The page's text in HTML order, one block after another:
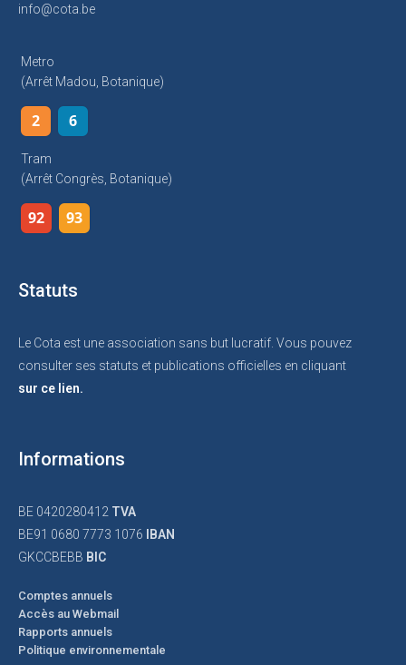
info@cota.be
Metro
(arrêt Madou, Botanique)
2 6
Tram
(arrêt Congrès, Botanique)
92 93
Statuts
Le Cota est une association sans but lucratif. Vous pouvez
consulter ses statuts et publications officielles en cliquant
sur ce lien.
Informations
BE 0420280412 TVA
BE91 0680 7773 1076 IBAN
GKCCBEBB BIC
Comptes annuels
Accès au Webmail
Rapports annuels
Politique environnementale